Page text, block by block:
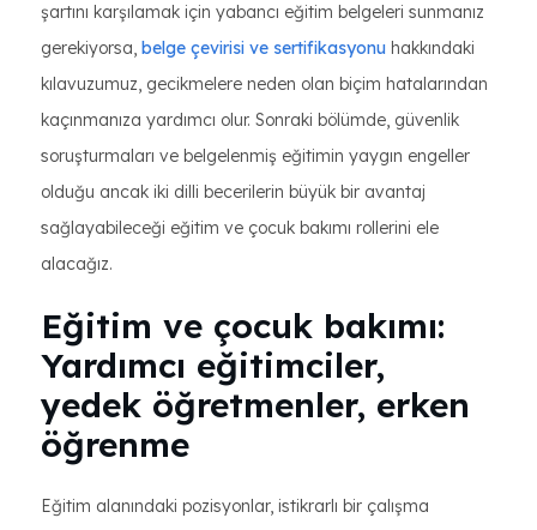
şartını karşılamak için yabancı eğitim belgeleri sunmanız
gerekiyorsa, belge çevirisi ve sertifikasyonu hakkındaki
kılavuzumuz, gecikmelere neden olan biçim hatalarından
kaçınmanıza yardımcı olur. Sonraki bölümde, güvenlik
soruşturmaları ve belgelenmiş eğitimin yaygın engeller
olduğu ancak iki dilli becerilerin büyük bir avantaj
sağlayabileceği eğitim ve çocuk bakımı rollerini ele
alacağız.
Eğitim ve çocuk bakımı:
Yardımcı eğitimciler,
yedek öğretmenler, erken
öğrenme
Eğitim alanındaki pozisyonlar, istikrarlı bir çalışma